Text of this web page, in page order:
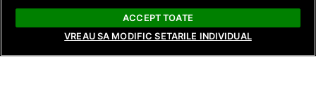
ACCEPT TOATE
VREAU SA MODIFIC SETARILE INDIVIDUAL